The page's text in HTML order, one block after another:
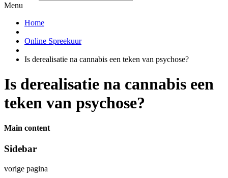
Menu
Home
Online Spreekuur
Is derealisatie na cannabis een teken van psychose?
Is derealisatie na cannabis een
teken van psychose?
Main content
Sidebar
vorige pagina